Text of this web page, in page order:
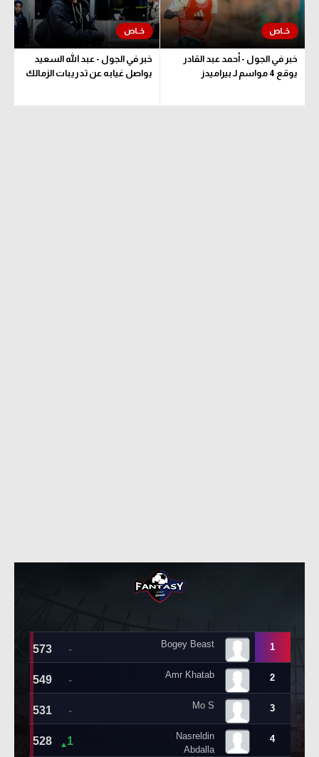
خبر في الجول - أحمد عبد القادر
يوقع 4 مواسم لـ بيراميدز
خبر في الجول - عبد الله السعيد
يواصل غيابه عن تدريبات الزمالك